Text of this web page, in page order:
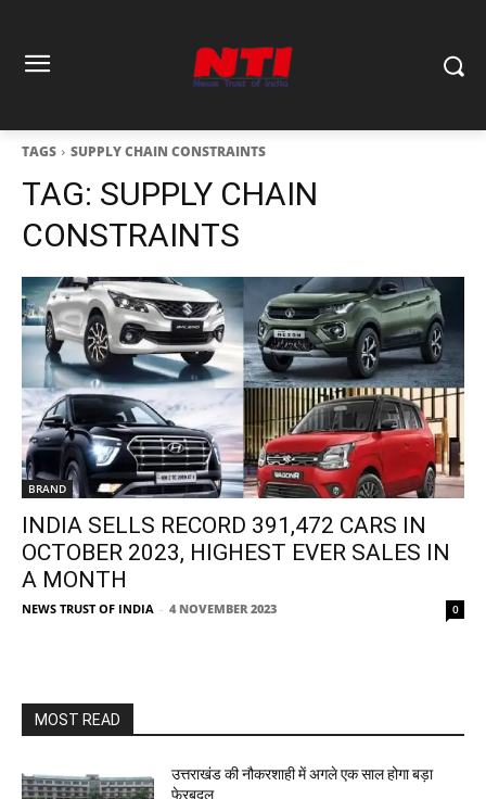
TAGS SUPPLY CHAIN CONSTRAINTS
TAG: SUPPLY CHAIN
CONSTRAINTS
BRAND
INDIA SELLS RECORD 391,472 CARS IN
OCTOBER 2023, HIGHEST EVER SALES IN
A MONTH
NEWS TRUST OF INDIA - 4 NOVEMBER 2023 0
MOST READ
उत्तराखंड की नौकरशाही में अगले एक साल होगा बड़ा
फेरबदल